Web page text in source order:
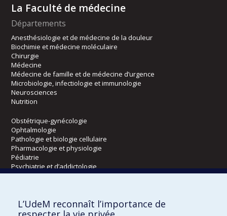
La Faculté de médecine
Départements
Anesthésiologie et de médecine de la douleur
Biochimie et médecine moléculaire
Chirurgie
Médecine
Médecine de famille et de médecine d’urgence
Microbiologie, infectiologie et immunologie
Neurosciences
Nutrition
Obstétrique-gynécologie
Ophtalmologie
Pathologie et biologie cellulaire
Pharmacologie et physiologie
Pédiatrie
Psychiatrie et d’addictologie
Radiologie, radio-oncologie et médecine nucléaire
Écoles
L’UdeM reconnaît l’importance de